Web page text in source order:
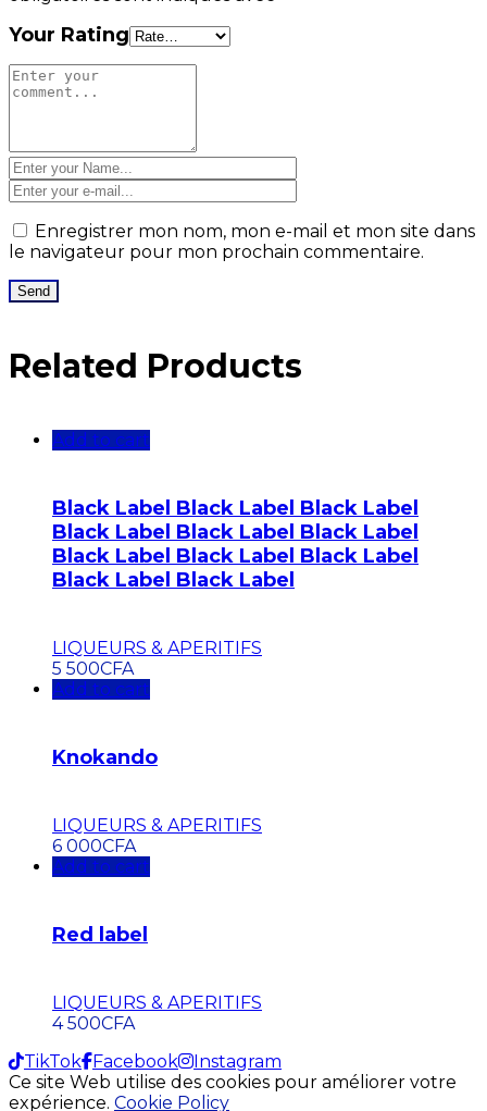
Your Rating
Enregistrer mon nom, mon e-mail et mon site dans
le navigateur pour mon prochain commentaire.
Related Products
Add to cart
Black Label Black Label Black Label
Black Label Black Label Black Label
Black Label Black Label Black Label
Black Label Black Label
LIQUEURS & APERITIFS
5 500CFA
Add to cart
Knokando
LIQUEURS & APERITIFS
6 000CFA
Add to cart
Red label
LIQUEURS & APERITIFS
4 500CFA
TikTok
Facebook
Instagram
Ce site Web utilise des cookies pour améliorer votre
expérience. Cookie Policy